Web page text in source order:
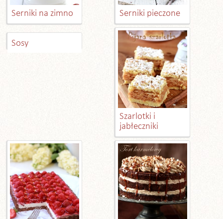
Serniki na zimno Serniki pieczone
Sosy
Szarlotki i
jabłeczniki